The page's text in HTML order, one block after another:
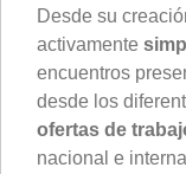
Desde su
activamente
encuentros
desde los
ofertas de
nacional e